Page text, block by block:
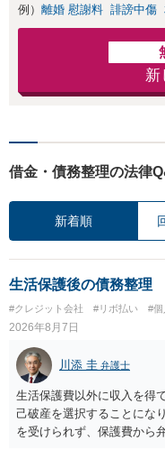
例） 離婚 慰謝料 誹謗中傷
新
借金・債務整理の法律
新着順
生活保護後の債務整理
#クレジット会社 #リボ払い #個
2026年8月7日
川添 圭 弁護士
生活保護費以外に収入を得
己破産を選択することにな
を受けられず、保護費から